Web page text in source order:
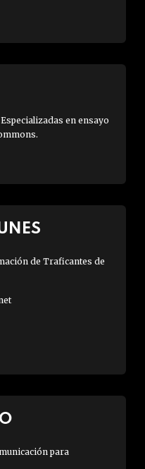
en ensayo
de Traficantes de
para